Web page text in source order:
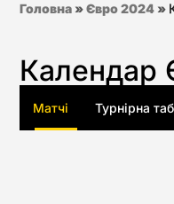
Головна»Євро 2024»
Календар
Матчі Турнірна